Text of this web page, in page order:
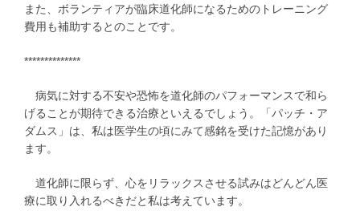
また、ボランティアが臨床道化師になるためのトレーニング
費用も補助するとのことです。
**************
病気に対する不安や恐怖を道化師のパフォーマンスで和ら
げることが期待できる治療といえるでしょう。「パッチ・ア
ダムス」は、私は医学生の頃にみて感銘を受けた記憶があり
ます。
道化師に限らず、心をリラックスさせる試みはどんどん医
療に取り入れるべきだと私は考えています。